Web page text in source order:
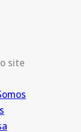
site